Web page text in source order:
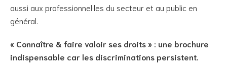
aussi aux professionnel·les du secteur et au public en
général.
« Connaître & faire valoir ses droits » : une brochure
indispensable car les discriminations persistent.